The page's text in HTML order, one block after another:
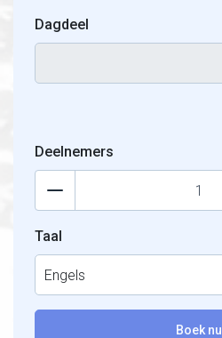
Dagdeel
Deelnemers
Taal
Engels
Boek nu